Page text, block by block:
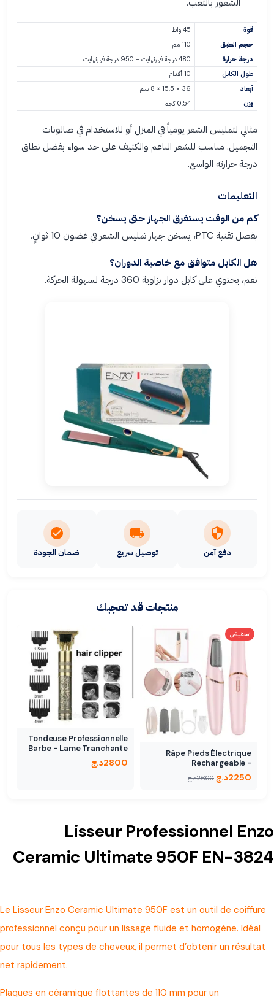
الشعور بالتعب.
قوة
45 واط
حجم الطبق
110 مم
درجة حرارة
480 درجة فهرنهايت - 950 درجة فهرنهايت
طول الكابل
10 أقدام
أبعاد
36 × 15.5 × 8 سم
وزن
0.54 كجم
مثالي لتمليس الشعر يومياً في المنزل أو للاستخدام في صالونات
التجميل. مناسب للشعر الناعم والكثيف على حد سواء بفضل نطاق
درجة حرارته الواسع.
التعليمات
كم من الوقت يستغرق الجهاز حتى يسخن؟
بفضل تقنية PTC، يسخن جهاز تمليس الشعر في غضون 10 ثوانٍ.
هل الكابل متوافق مع خاصية الدوران؟
نعم، يحتوي على كابل دوار بزاوية 360 درجة لسهولة الحركة.
دفع آمن توصيل سريع ضمان الجودة
منتجات قد تعجبك
تخفيض
Râpe Pieds Électrique
Rechargeable -
Élimination…
2250د.ج 2600د.ج
Tondeuse Professionnelle
Barbe - Lame Tranchante
2800د.ج
Lisseur Professionnel Enzo
Ceramic Ultimate 950F EN-3824
Le Lisseur Enzo Ceramic Ultimate 950F est un outil de coiffure
professionnel conçu pour un lissage fluide et homogène. Idéal
pour tous les types de cheveux, il permet d’obtenir un résultat
net rapidement.
Plaques en céramique flottantes de 110 mm pour un